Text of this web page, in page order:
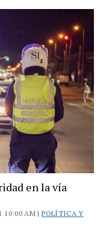
en la vía
10:00 AM |POLÍTICA Y